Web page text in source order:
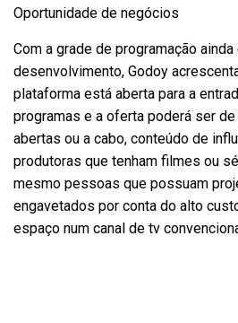
Oportunidade de negócios
Com a grade de programação ainda
desenvolvimento, Godoy
plataforma está aberta para a
programas e a oferta poderá ser de
abertas ou a cabo, conteúdo de
produtoras que tenham filmes ou
mesmo pessoas que possuam
engavetados por conta do alto
espaço num canal de tv